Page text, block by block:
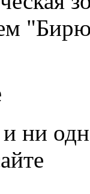
ни